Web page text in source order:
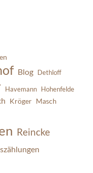
Blog Dethloff
Havemann Hohenfelde
Kröger Masch
Reincke